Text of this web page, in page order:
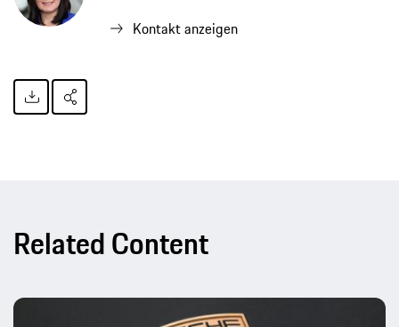
Kontakt anzeigen
Related Content